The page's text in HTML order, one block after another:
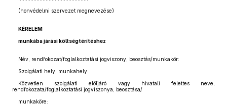
(honvédelmi szervezet megnevezése)
KÉRELEM
munkába járási költségtérítéshez
Név, rendfokozat/foglalkoztatási jogviszony, beosztás/munkakör:
Szolgálati hely, munkahely:
Közvetlen szolgálati elöljáró vagy hivatali felettes neve,
rendfokozata/foglalkoztatási jogviszonya, beosztása/
munkaköre: